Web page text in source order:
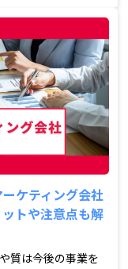
ケティング会社
トや注意点も解
質は今後の事業を